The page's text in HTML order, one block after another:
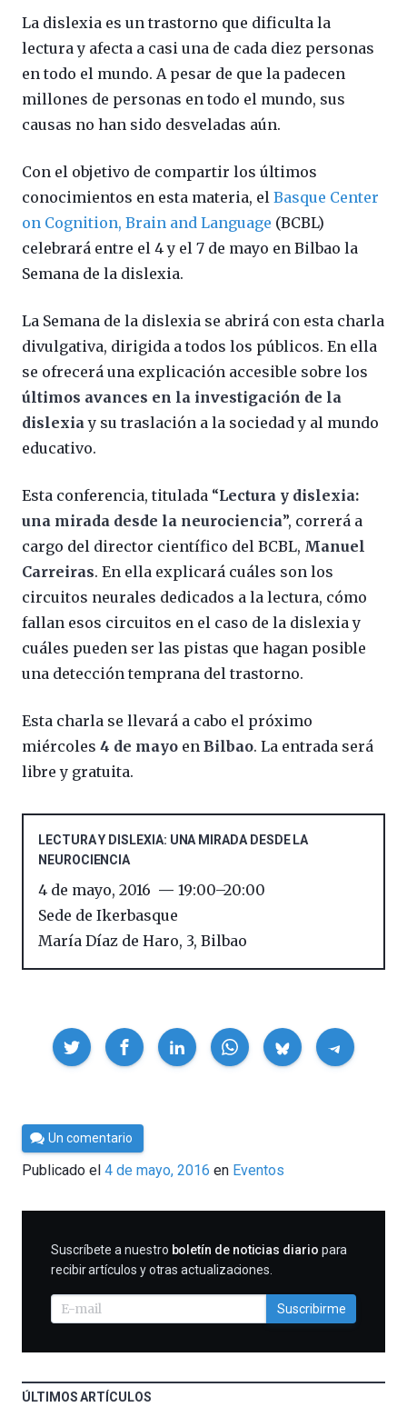
La dislexia es un trastorno que dificulta la
lectura y afecta a casi una de cada diez personas
en todo el mundo. A pesar de que la padecen
millones de personas en todo el mundo, sus
causas no han sido desveladas aún.
Con el objetivo de compartir los últimos
conocimientos en esta materia, el Basque Center
on Cognition, Brain and Language (BCBL)
celebrará entre el 4 y el 7 de mayo en Bilbao la
Semana de la dislexia.
La Semana de la dislexia se abrirá con esta charla
divulgativa, dirigida a todos los públicos. En ella
se ofrecerá una explicación accesible sobre los
últimos avances en la investigación de la
dislexia y su traslación a la sociedad y al mundo
educativo.
Esta conferencia, titulada “Lectura y dislexia:
una mirada desde la neurociencia”, correrá a
cargo del director científico del BCBL, Manuel
Carreiras. En ella explicará cuáles son los
circuitos neurales dedicados a la lectura, cómo
fallan esos circuitos en el caso de la dislexia y
cuáles pueden ser las pistas que hagan posible
una detección temprana del trastorno.
Esta charla se llevará a cabo el próximo
miércoles 4 de mayo en Bilbao. La entrada será
libre y gratuita.
LECTURA Y DISLEXIA: UNA MIRADA DESDE LA
NEUROCIENCIA
4 de mayo, 2016 19:00–20:00
Sede de Ikerbasque
María Díaz de Haro, 3, Bilbao
Compartir
Por
Cultura
Cientifica
Un comentario
Publicado el 4 de mayo, 2016 en Eventos
SUSCRIBIRME
Suscríbete a nuestro boletín de noticias diario para
recibir artículos y otras actualizaciones.
Suscribirme
ÚLTIMOS ARTÍCULOS